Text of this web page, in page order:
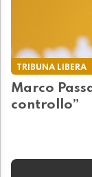
TRIBUNA LIBERA
Marco
controllo”